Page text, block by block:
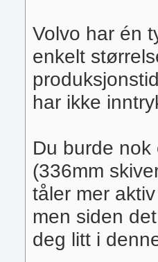
Volvo har én
enkelt
har ikke
Du burde
(336mm
tåler mer
men siden
deg litt i